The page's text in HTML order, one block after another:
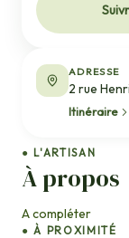
● L'ARTISAN
À propos
A compléter
● À PROXIMITÉ
ADRESSE
2 rue
Itinéraire